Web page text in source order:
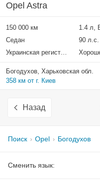
Opel Astra
150 000 км 1.4 л,
Седан
90 л.с.
Украинская регистрация
Богодухов, Харьковская обл.
358 км от г. Киев
Назад
Поиск Opel Богодухов
Сменить язык: